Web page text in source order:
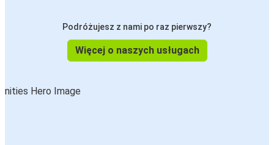
Podróżujesz z nami po raz pierwszy?
Więcej o naszych usługach